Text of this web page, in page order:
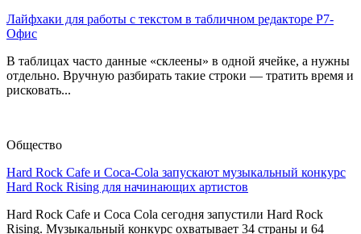
Лайфхаки для работы с текстом в табличном редакторе Р7-
Офис
В таблицах часто данные «склеены» в одной ячейке, а нужны
отдельно. Вручную разбирать такие строки — тратить время и
рисковать...
Общество
Hard Rock Cafe и Coca-Cola запускают музыкальный конкурс
Hard Rock Rising для начинающих артистов
Hard Rock Cafe и Coca Cola сегодня запустили Hard Rock
Rising. Музыкальный конкурс охватывает 34 страны и 64